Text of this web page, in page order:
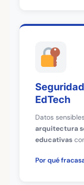
EdTech
Datos
arquitectura
educativas
Por qué